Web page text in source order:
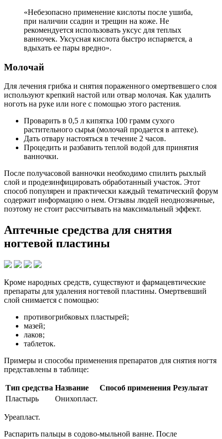
«Небезопасно применение кислоты после ушиба,
при наличии ссадин и трещин на коже. Не
рекомендуется использовать уксус для теплых
ванночек. Уксусная кислота быстро испаряется, а
вдыхать ее пары вредно».
Молочай
Для лечения грибка и снятия пораженного омертвевшего слоя
используют крепкий настой или отвар молочая. Как удалить
ноготь на руке или ноге с помощью этого растения.
Проварить в 0,5 л кипятка 100 грамм сухого
растительного сырья (молочай продается в аптеке).
Дать отвару настояться в течение 2 часов.
Процедить и разбавить теплой водой для принятия
ванночки.
После получасовой ванночки необходимо спилить рыхлый
слой и продезинфицировать обработанный участок. Этот
способ популярен и практически каждый тематический форум
содержит информацию о нем. Отзывы людей неоднозначные,
поэтому не стоит рассчитывать на максимальный эффект.
Аптечные средства для снятия
ногтевой пластины
Кроме народных средств, существуют и фармацевтические
препараты для удаления ногтевой пластины. Омертвевший
слой снимается с помощью:
противогрибковых пластырей;
мазей;
лаков;
таблеток.
Примеры и способы применения препаратов для снятия ногтя
представлены в таблице:
Тип средства Название Способ применения Результат
Пластырь
Онихопласт.
Уреапласт.
Распарить пальцы в содово-мыльной ванне. После